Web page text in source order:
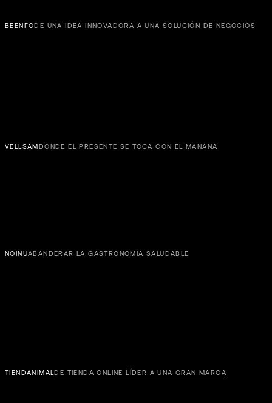
VELLSAM DONDE EL PRESENTE SE TOCA CON EL MAÑANA
NOINUABANDERAR LA GASTRONOMÍA SALUDABLE
BEENFODE UNA IDEA INNOVADORA A UNA SOLUCIÓN DE NEGOCIOS
TIENDANIMALDE TIENDA ONLINE LÍDER A UNA GRAN MARCA